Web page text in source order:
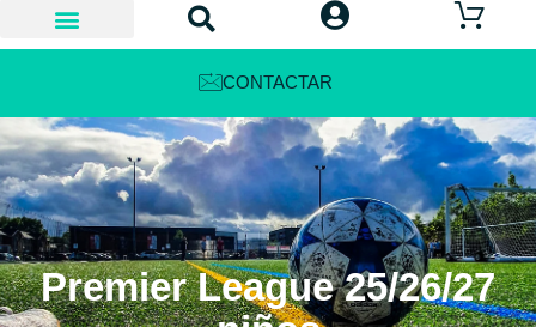
CONTACTAR
Premier League 25/26/27